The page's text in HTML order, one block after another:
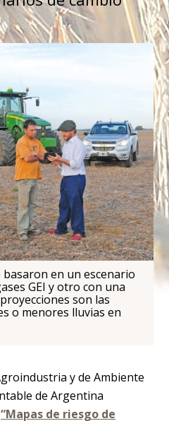
basaron en un escenario
GEI y otro con una
son las
o menores lluvias en
y de Ambiente
de Argentina
“Mapas de riesgo de